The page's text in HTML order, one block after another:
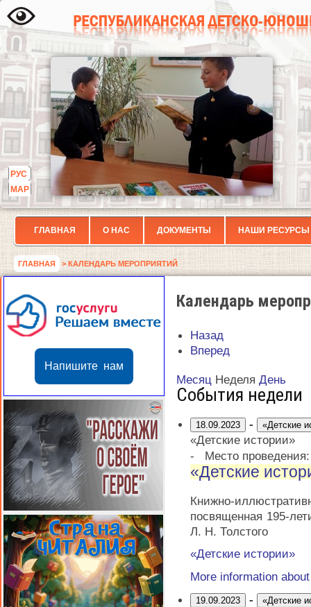
РУС
МАР
ГЛАВНАЯ О НАС ДОКУМЕНТЫ НАШИ РЕСУРСЫ
ГЛАВНАЯ > КАЛЕНДАРЬ МЕРОПРИЯТИЙ
Напишите нам
Календарь
Назад
Вперед
Месяц Неделя День
События недели
18.09.2023 - «Детские
«Детские истории»
-
Место
«Детские
Книжно-
посвященная 195-
Л. Н. Толстого
«Детские истории»
More information
19.09.2023 - «Детские